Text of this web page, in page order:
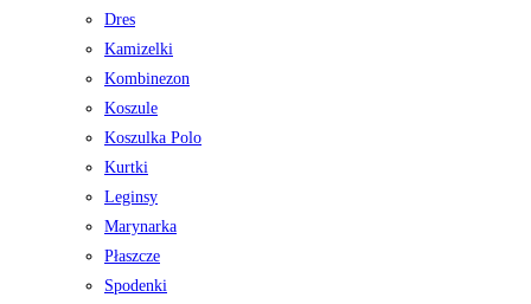
Dres
Kamizelki
Kombinezon
Koszule
Koszulka Polo
Kurtki
Leginsy
Marynarka
Płaszcze
Spodenki